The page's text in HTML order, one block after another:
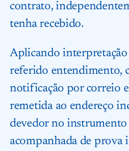
contrato,
tenha recebido.
Aplicando interpretação
referido entendimento,
notificação por correio
remetida ao endereço
devedor no
acompanhada de prova